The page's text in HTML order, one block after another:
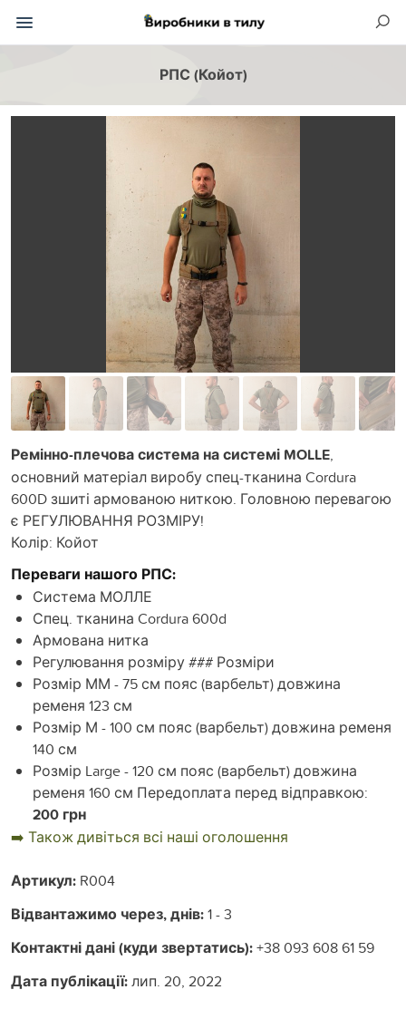
РПС (Койот)
Ремінно-плечова система на системі MOLLE,
основний матеріал виробу спец-тканина Cordura
600D зшиті армованою ниткою. Головною перевагою
є РЕГУЛЮВАННЯ РОЗМІРУ!
Колір: Койот
Переваги нашого РПС:
Система МОЛЛЕ
Спец. тканина Cordura 600d
Армована нитка
Регулювання розміру ### Розміри
Розмір ММ - 75 см пояс (варбельт) довжина
ременя 123 см
Розмір М - 100 см пояс (варбельт) довжина ременя
140 см
Розмір Large - 120 см пояс (варбельт) довжина
ременя 160 см Передоплата перед відправкою:
200 грн
➡️ Також дивіться всі наші оголошення
Артикул: R004
Відвантажимо через, днів:1 - 3
Контактні дані (куди звертатись):+38 093 608 61 59
Дата публікації:лип. 20, 2022